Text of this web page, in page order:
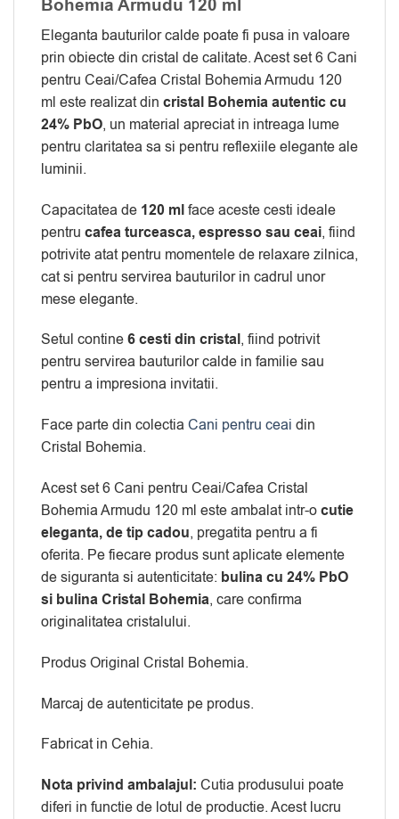
Bohemia Armudu 120 ml
Eleganta bauturilor calde poate fi pusa in valoare
prin obiecte din cristal de calitate. Acest set 6 Cani
pentru Ceai/Cafea Cristal Bohemia Armudu 120
ml este realizat din cristal Bohemia autentic cu
24% PbO, un material apreciat in intreaga lume
pentru claritatea sa si pentru reflexiile elegante ale
luminii.
Capacitatea de 120 mlface aceste cesti ideale
pentru cafea turceasca, espresso sau ceai, fiind
potrivite atat pentru momentele de relaxare zilnica,
cat si pentru servirea bauturilor in cadrul unor
mese elegante.
Setul contine6 cesti din cristal, fiind potrivit
pentru servirea bauturilor calde in familie sau
pentru a impresiona invitatii.
Face parte din colectia Cani pentru ceai din
Cristal Bohemia.
Acest set 6 Cani pentru Ceai/Cafea Cristal
Bohemia Armudu 120 ml este ambalat intr-ocutie
eleganta, de tip cadou, pregatita pentru a fi
oferita. Pe fiecare produs sunt aplicate elemente
de siguranta si autenticitate: bulina cu 24% PbO
si bulina Cristal Bohemia, care confirma
originalitatea cristalului.
Produs Original Cristal Bohemia.
Marcaj de autenticitate pe produs.
Fabricat in Cehia.
Nota privind ambalajul: Cutia produsului poate
diferi in functie de lotul de productie. Acest lucru